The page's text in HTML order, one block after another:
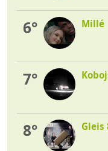
6° Millé
7°
8° Gleis